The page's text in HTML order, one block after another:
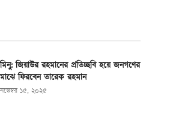
মিনু: জিয়াউর রহমানের প্রতিচ্ছবি হয়ে জনগণের
মাঝে ফিরবেন তারেক রহমান
নভেম্বর ১৫, ২০২৫